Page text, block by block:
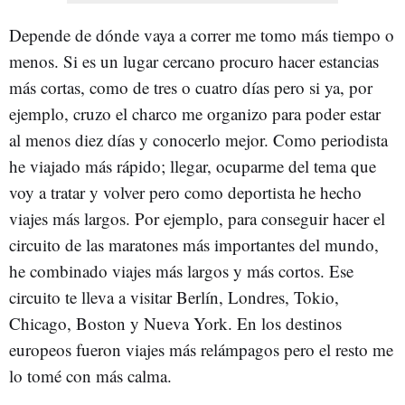
Depende de dónde vaya a correr me tomo más tiempo o
menos. Si es un lugar cercano procuro hacer estancias
más cortas, como de tres o cuatro días pero si ya, por
ejemplo, cruzo el charco me organizo para poder estar
al menos diez días y conocerlo mejor. Como periodista
he viajado más rápido; llegar, ocuparme del tema que
voy a tratar y volver pero como deportista he hecho
viajes más largos. Por ejemplo, para conseguir hacer el
circuito de las maratones más importantes del mundo,
he combinado viajes más largos y más cortos. Ese
circuito te lleva a visitar Berlín, Londres, Tokio,
Chicago, Boston y Nueva York. En los destinos
europeos fueron viajes más relámpagos pero el resto me
lo tomé con más calma.